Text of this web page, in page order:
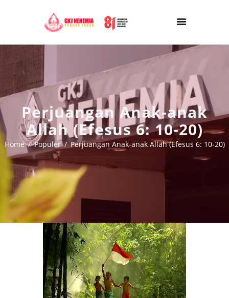
Perjuangan Anak-anak
Allah (Efesus 6: 10-20)
Home Populer Perjuangan Anak-anak Allah (Efesus 6: 10-20)